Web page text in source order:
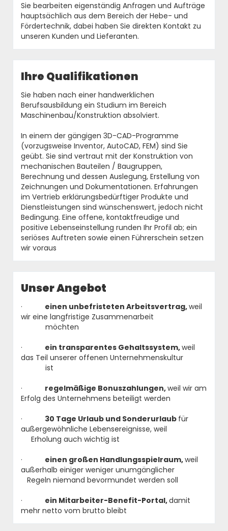
Sie bearbeiten eigenständig Anfragen und Aufträge
hauptsächlich aus dem Bereich der Hebe- und
Fördertechnik, dabei haben Sie direkten Kontakt zu
unseren Kunden und Lieferanten.
Ihre Qualifikationen
Sie haben nach einer handwerklichen
Berufsausbildung ein Studium im Bereich
Maschinenbau/Konstruktion absolviert.
In einem der gängigen 3D-CAD-Programme
(vorzugsweise Inventor, AutoCAD, FEM) sind Sie
geübt. Sie sind vertraut mit der Konstruktion von
mechanischen Bauteilen / Baugruppen,
Berechnung und dessen Auslegung, Erstellung von
Zeichnungen und Dokumentationen. Erfahrungen
im Vertrieb erklärungsbedürftiger Produkte und
Dienstleistungen sind wünschenswert, jedoch nicht
Bedingung. Eine offene, kontaktfreudige und
positive Lebenseinstellung runden Ihr Profil ab; ein
seriöses Auftreten sowie einen Führerschein setzen
wir voraus
Unser Angebot
· einen unbefristeten Arbeitsvertrag,weil
wir eine langfristige Zusammenarbeit
möchten
· ein transparentes Gehaltssystem,weil
das Teil unserer offenen Unternehmenskultur
ist
· regelmäßige Bonuszahlungen,weil wir am
Erfolg des Unternehmens beteiligt werden
· 30 Tage Urlaub und Sonderurlaub für
außergewöhnliche Lebensereignisse, weil
Erholung auch wichtig ist
· einen großen Handlungsspielraum,weil
außerhalb einiger weniger unumgänglicher
Regeln niemand bevormundet werden soll
· ein Mitarbeiter-Benefit-Portal,damit
mehr netto vom brutto bleibt